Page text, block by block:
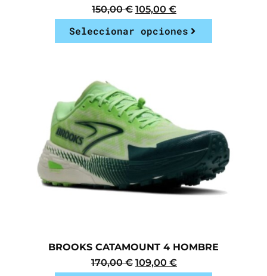
150,00€ 105,00 €
Seleccionar opciones
BROOKS CATAMOUNT 4 HOMBRE
170,00€ 109,00 €